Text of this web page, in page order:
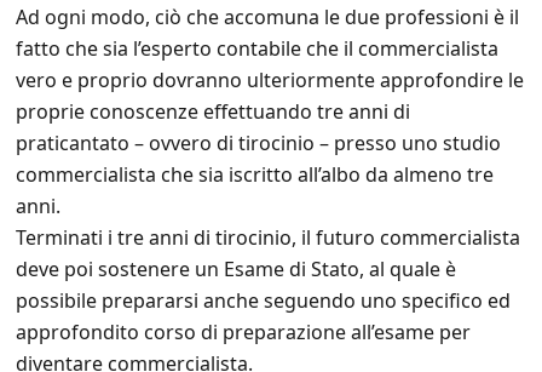
Ad ogni modo, ciò che accomuna le due professioni è il
fatto che sia l’esperto contabile che il commercialista
vero e proprio dovranno ulteriormente approfondire le
proprie conoscenze effettuando tre anni di
praticantato – ovvero di tirocinio – presso uno studio
commercialista che sia iscritto all’albo da almeno tre
anni.
Terminati i tre anni di tirocinio, il futuro commercialista
deve poi sostenere un Esame di Stato, al quale è
possibile prepararsi anche seguendo uno specifico ed
approfondito corso di preparazione all’esame per
diventare commercialista.